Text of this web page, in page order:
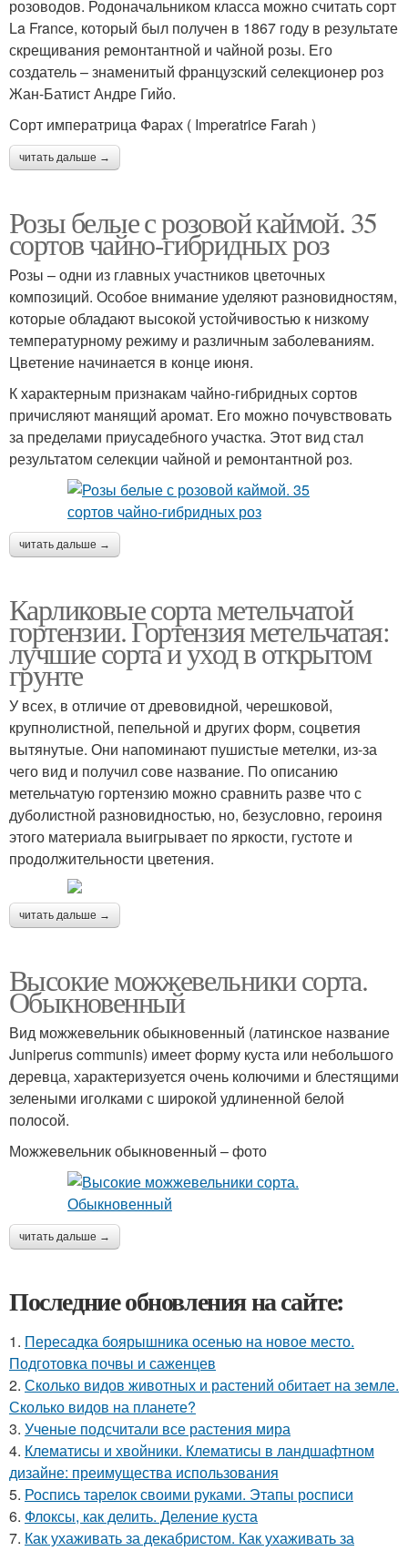
розоводов. Родоначальником класса можно считать сорт
La France, который был получен в 1867 году в результате
скрещивания ремонтантной и чайной розы. Его
создатель – знаменитый французский селекционер роз
Жан-Батист Андре Гийо.
Сорт императрица Фарах ( Imperatrice Farah )
читать дальше →
Розы белые с розовой каймой. 35
сортов чайно-гибридных роз
Розы – одни из главных участников цветочных
композиций. Особое внимание уделяют разновидностям,
которые обладают высокой устойчивостью к низкому
температурному режиму и различным заболеваниям.
Цветение начинается в конце июня.
К характерным признакам чайно-гибридных сортов
причисляют манящий аромат. Его можно почувствовать
за пределами приусадебного участка. Этот вид стал
результатом селекции чайной и ремонтантной роз.
читать дальше →
Карликовые сорта метельчатой
гортензии. Гортензия метельчатая:
лучшие сорта и уход в открытом
грунте
У всех, в отличие от древовидной, черешковой,
крупнолистной, пепельной и других форм, соцветия
вытянутые. Они напоминают пушистые метелки, из-за
чего вид и получил сове название. По описанию
метельчатую гортензию можно сравнить разве что с
дуболистной разновидностью, но, безусловно, героиня
этого материала выигрывает по яркости, густоте и
продолжительности цветения.
читать дальше →
Высокие можжевельники сорта.
Обыкновенный
Вид можжевельник обыкновенный (латинское название
Juniperus communis) имеет форму куста или небольшого
деревца, характеризуется очень колючими и блестящими
зелеными иголками с широкой удлиненной белой
полосой.
Можжевельник обыкновенный – фото
читать дальше →
Последние обновления на сайте:
1. Пересадка боярышника осенью на новое место.
Подготовка почвы и саженцев
2. Сколько видов животных и растений обитает на земле.
Сколько видов на планете?
3. Ученые подсчитали все растения мира
4. Клематисы и хвойники. Клематисы в ландшафтном
дизайне: преимущества использования
5. Роспись тарелок своими руками. Этапы росписи
6. Флоксы, как делить. Деление куста
7. Как ухаживать за декабристом. Как ухаживать за